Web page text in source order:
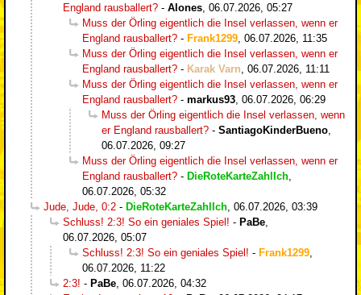
England rausballert? - Alones 06.07.2026, 05:27
Muss der Örling eigentlich die Insel verlassen, wenn er
England rausballert? - Frank1299 06.07.2026, 11:35
Muss der Örling eigentlich die Insel verlassen, wenn er
England rausballert? - Karak Varn 06.07.2026, 11:11
Muss der Örling eigentlich die Insel verlassen, wenn er
England rausballert? - markus93 06.07.2026, 06:29
Muss der Örling eigentlich die Insel verlassen, wenn
er England rausballert? - SantiagoKinderBueno
06.07.2026, 09:27
Muss der Örling eigentlich die Insel verlassen, wenn er
England rausballert? - DieRoteKarteZahlIch
06.07.2026, 05:32
Jude, Jude, 0:2 - DieRoteKarteZahlIch 06.07.2026, 03:39
Schluss! 2:3! So ein geniales Spiel! - PaBe
06.07.2026, 05:07
Schluss! 2:3! So ein geniales Spiel! - Frank1299
06.07.2026, 11:22
2:3! - PaBe 06.07.2026, 04:32